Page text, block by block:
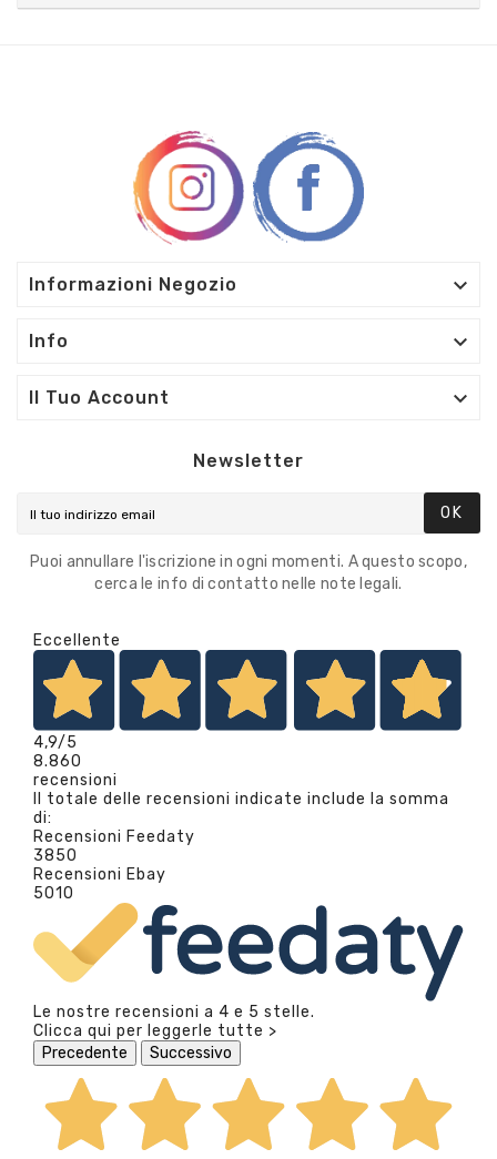
Informazioni Negozio 
Info 
Il Tuo Account 
Newsletter
OK
Puoi annullare l'iscrizione in ogni momenti. A questo scopo,
cerca le info di contatto nelle note legali.
Eccellente
4,9/5
8.860
recensioni
Il totale delle recensioni indicate include la somma
di:
Recensioni Feedaty
3850
Recensioni Ebay
5010
Le nostre recensioni a 4 e 5 stelle.
Clicca qui per leggerle tutte >
Precedente
Successivo